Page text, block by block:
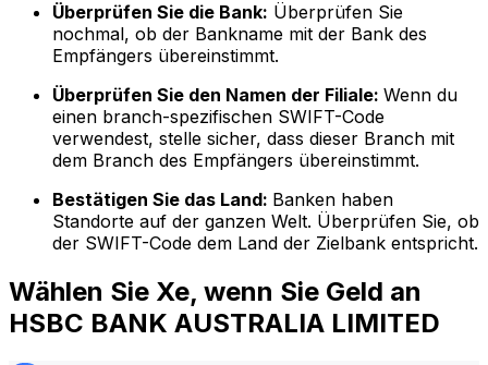
Überprüfen Sie die Bank: Überprüfen Sie
nochmal, ob der Bankname mit der Bank des
Empfängers übereinstimmt.
Überprüfen Sie den Namen der Filiale: Wenn du
einen branch-spezifischen SWIFT-Code
verwendest, stelle sicher, dass dieser Branch mit
dem Branch des Empfängers übereinstimmt.
Bestätigen Sie das Land: Banken haben
Standorte auf der ganzen Welt. Überprüfen Sie, ob
der SWIFT-Code dem Land der Zielbank entspricht.
Wählen Sie Xe, wenn Sie Geld an
HSBC BANK AUSTRALIA LIMITED